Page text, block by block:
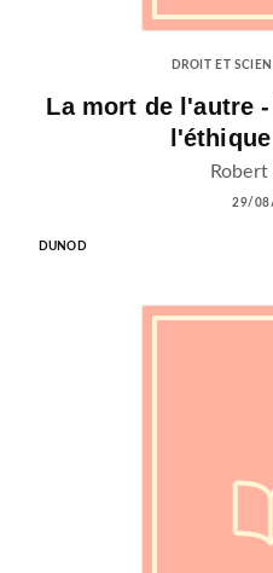
DROIT ET
La mort de l'autre
29/
DUNOD